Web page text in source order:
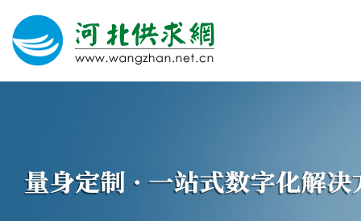
网站建设 微信营销 微信代运营 400电话